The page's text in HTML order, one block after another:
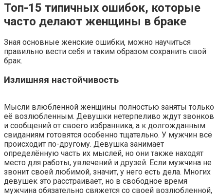
Топ-15 типичных ошибок, которые
часто делают женщины в браке
Зная основные женские ошибки, можно научиться
правильно вести себя и таким образом сохранить свой
брак.
Излишняя настойчивость
Мысли влюбленной женщины полностью заняты только
её возлюбленным. Девушки нетерпеливо ждут звонков
и сообщений от своего избранника, а к долгожданным
свиданиям готовятся особенно тщательно. У мужчин всё
происходит по-другому. Девушка занимает
определённую часть их мыслей, но они также находят
место для работы, увлечений и друзей. Если мужчина не
звонит своей любимой, значит, у него есть дела. Многих
девушек это расстраивает, но в свободное время
мужчина обязательно свяжется со своей возлюбленной,